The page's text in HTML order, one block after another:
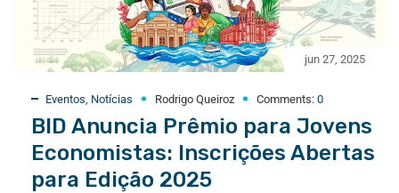
jun 27, 2025
Eventos Notícias Rodrigo Queiroz Comments: 0
BID Anuncia Prêmio para Jovens
Economistas: Inscrições Abertas
para Edição 2025